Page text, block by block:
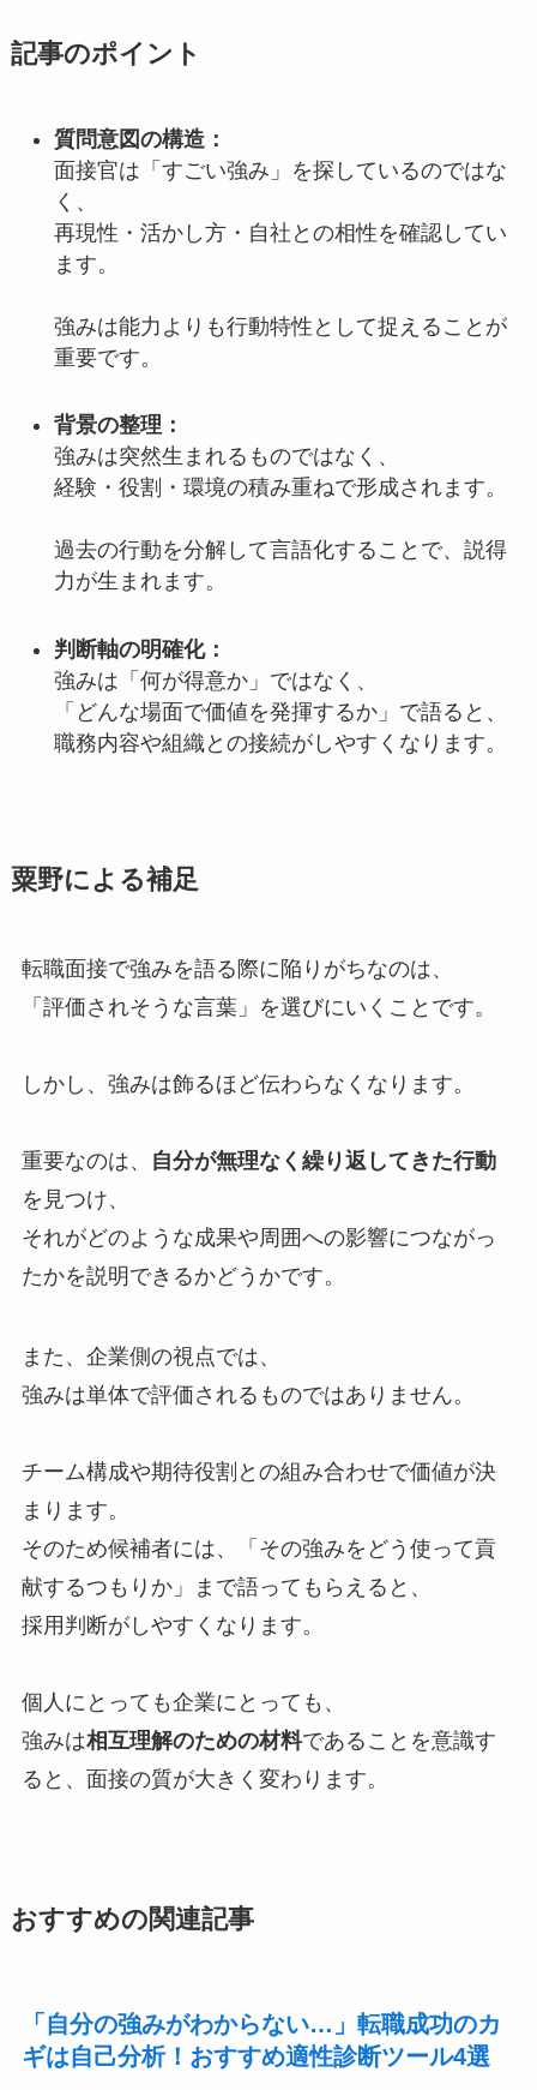
記事のポイント
質問意図の構造：
面接官は「すごい強み」を探しているのではな
く、
再現性・活かし方・自社との相性を確認してい
ます。
強みは能力よりも行動特性として捉えることが
重要です。
背景の整理：
強みは突然生まれるものではなく、
経験・役割・環境の積み重ねで形成されます。
過去の行動を分解して言語化することで、説得
力が生まれます。
判断軸の明確化：
強みは「何が得意か」ではなく、
「どんな場面で価値を発揮するか」で語ると、
職務内容や組織との接続がしやすくなります。
粟野による補足
転職面接で強みを語る際に陥りがちなのは、
「評価されそうな言葉」を選びにいくことです。
しかし、強みは飾るほど伝わらなくなります。
重要なのは、
自分が無理なく繰り返してきた行動
を見つけ、
それがどのような成果や周囲への影響につながっ
たかを説明できるかどうかです。
また、企業側の視点では、
強みは単体で評価されるものではありません。
チーム構成や期待役割との組み合わせで価値が決
まります。
そのため候補者には、「その強みをどう使って貢
献するつもりか」まで語ってもらえると、
採用判断がしやすくなります。
個人にとっても企業にとっても、
強みは相互理解のための材料であることを意識す
ると、面接の質が大きく変わります。
おすすめの関連記事
「自分の強みがわからない…」転職成功のカ
ギは自己分析！おすすめ適性診断ツール4選